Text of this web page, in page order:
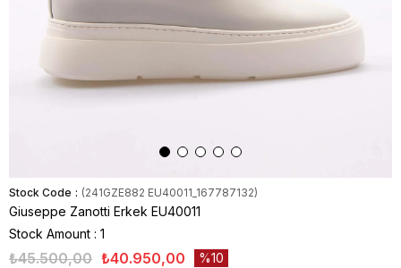
Stock Code (241GZE882 EU40011_167787132)
Giuseppe Zanotti Erkek EU40011
Stock Amount : 1
₺45.500,00 ₺40.950,00 10